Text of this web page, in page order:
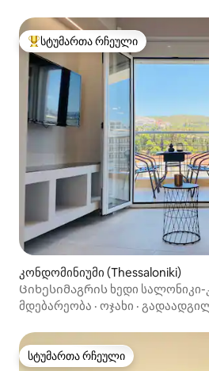
სტუმართა რჩეული მოწინავე
სტუმართა რჩეული
კონდომინიუმი (Thessaloniki)
Ციხესიმაგრის ხედი
მდებარეობა · ოჯახი ·
სტუმართა რჩეული
სტუმართა რჩეული